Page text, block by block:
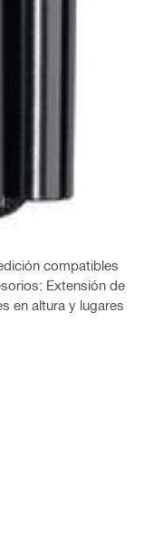
compatibles
Extensión de
en altura y lugares